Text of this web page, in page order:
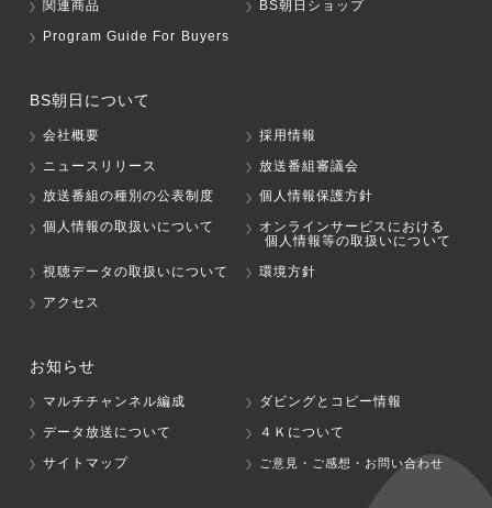
関連商品
BS朝日ショップ
Program Guide For Buyers
BS朝日について
会社概要
採用情報
ニュースリリース
放送番組審議会
放送番組の種別の公表制度
個人情報保護方針
個人情報の取扱いについて
オンラインサービスにおける
個人情報等の取扱いについて
視聴データの取扱いについて
環境方針
アクセス
お知らせ
マルチチャンネル編成
ダビングとコピー情報
データ放送について
４Ｋについて
サイトマップ
ご意見・ご感想・お問い合わせ